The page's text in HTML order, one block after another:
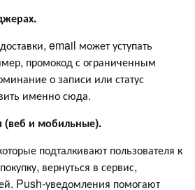
email может уступать
промокод с ограниченным
о записи или статус
именно сюда.
и мобильные).
подталкивают пользователя к
вернуться в сервис,
Push-уведомления помогают